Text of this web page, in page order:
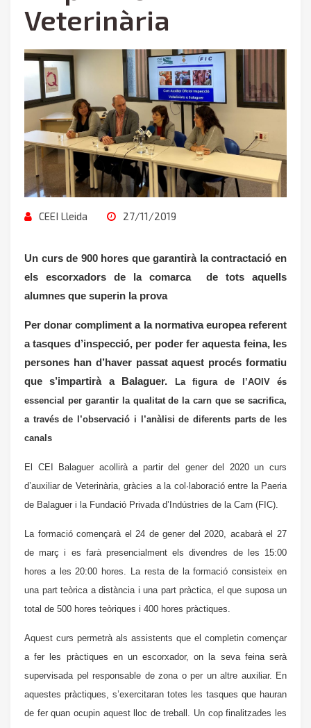
Veterinària
CEEI Lleida 27/11/2019
Un curs de 900 hores que garantirà la contractació en
els escorxadors de la comarca de tots aquells
alumnes que superin la prova
Per donar compliment a la normativa europea referent
a tasques d’inspecció, per poder fer aquesta feina, les
persones han d’haver passat aquest procés formatiu
que s’impartirà a Balaguer. La figura de l’AOIV és
essencial per garantir la qualitat de la carn que se sacrifica,
a través de l’observació i l’anàlisi de diferents parts de les
canals
El CEI Balaguer acollirà a partir del gener del 2020 un curs
d’auxiliar de Veterinària, gràcies a la col·laboració entre la Paeria
de Balaguer i la Fundació Privada d’Indústries de la Carn (FIC).
La formació començarà el 24 de gener del 2020, acabarà el 27
de març i es farà presencialment els divendres de les 15:00
hores a les 20:00 hores. La resta de la formació consisteix en
una part teòrica a distància i una part pràctica, el que suposa un
total de 500 hores teòriques i 400 hores pràctiques.
Aquest curs permetrà als assistents que el completin començar
a fer les pràctiques en un escorxador, on la seva feina serà
supervisada pel responsable de zona o per un altre auxiliar. En
aquestes pràctiques, s’exercitaran totes les tasques que hauran
de fer quan ocupin aquest lloc de treball. Un cop finalitzades les